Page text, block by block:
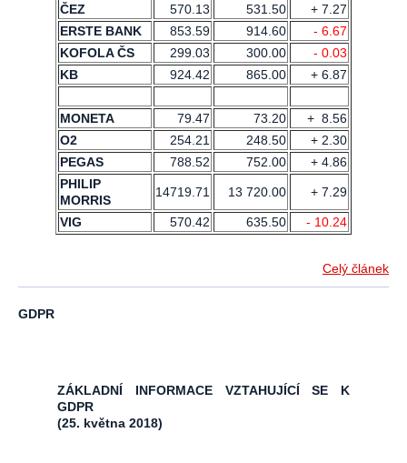
ČEZ
570.13 531.50
+ 7.27
ERSTE BANK
853.59 914.60
- 6.67
KOFOLA ČS
299.03 300.00
- 0.03
KB
924.42 865.00 + 6.87
MONETA 79.47 73.20
+ 8.56
O2
254.21 248.50
+ 2.30
PEGAS
788.52 752.00
+ 4.86
PHILIP
MORRIS
14719.71 13 720.00 + 7.29
VIG 570.42 635.50 - 10.24
Celý článek
GDPR
ZÁKLADNÍ INFORMACE VZTAHUJÍCÍ SE K
GDPR
(25. května 2018)